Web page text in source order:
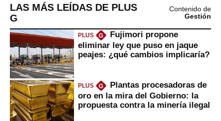
LAS MÁS LEÍDAS DE PLUS
G
Contenido de
Gestión
PLUS G
Fujimori propone
eliminar ley que puso en jaque
peajes: ¿qué cambios implicaría?
PLUS G
Plantas procesadoras de
oro en la mira del Gobierno: la
propuesta contra la minería ilegal